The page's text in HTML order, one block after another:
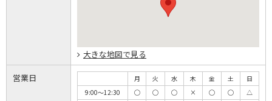
大きな地図で見る
営業日 月 火 水 木 金 土
日
9:00～12:30
◯ ◯ ◯ × ◯ ◯
△